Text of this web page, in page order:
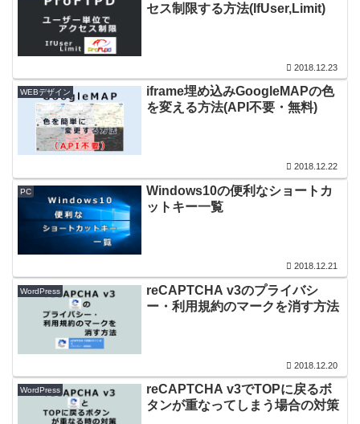
セス制限する方法(IfUser,Limit)
2018.12.23
WEBデザイン
iframe埋め込みGoogleMAPの色
を変える方法(API不要・無料)
2018.12.22
PC
Windows10の便利なショートカ
ットキー一覧
2018.12.21
WordPress
reCAPTCHA v3のプライバシ
ー・利用規約のマークを消す方法
2018.12.20
WordPress
reCAPTCHA v3でTOPに戻るボ
タンが重なってしまう場合の対策